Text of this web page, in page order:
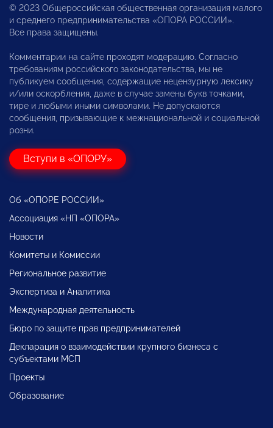
© 2023 Общероссийская общественная организация малого
и среднего предпринимательства «ОПОРА РОССИИ».
Все права защищены.
Комментарии на сайте проходят модерацию. Согласно
требованиям российского законодательства, мы не
публикуем сообщения, содержащие нецензурную лексику
и/или оскорбления, даже в случае замены букв точками,
тире и любыми иными символами. Не допускаются
сообщения, призывающие к межнациональной и социальной
розни.
Вступи в «ОПОРУ»
Об «ОПОРЕ РОССИИ»
Ассоциация «НП «ОПОРА»
Новости
Комитеты и Комиссии
Региональное развитие
Экспертиза и Аналитика
Международная деятельность
Бюро по защите прав предпринимателей
Декларация о взаимодействии крупного бизнеса с
субъектами МСП
Проекты
Образование